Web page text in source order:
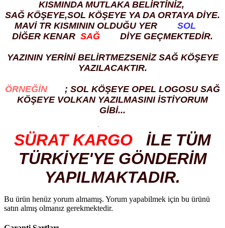
KISMINDA MUTLAKA BELİRTİNİZ,
SAĞ KÖŞEYE,SOL KÖŞEYE YA DA ORTAYA DİYE.
MAVİ TR KISMININ OLDUĞU YER
SOL
DİĞER KENAR SAĞ DİYE GEÇMEKTEDİR.
YAZININ YERİNİ BELİRTMEZSENİZ SAĞ KÖŞEYE
YAZILACAKTIR.
ÖRNEĞİN
; SOL KÖŞEYE OPEL LOGOSU SAĞ
KÖŞEYE VOLKAN YAZILMASINI İSTİYORUM
GİBİ...
·
SÜRAT KARGO
İLE TÜM
TÜRKİYE'YE GÖNDERİM
YAPILMAKTADIR.
Bu ürün henüz yorum almamış. Yorum yapabilmek için bu ürünü
satın almış olmanız gerekmektedir.